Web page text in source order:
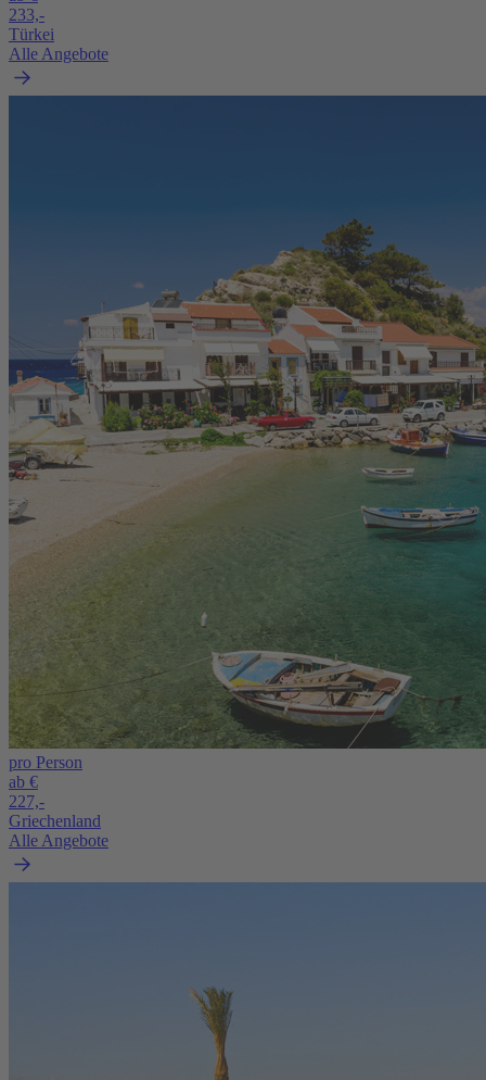
233,-
Türkei
Alle Angebote
pro Person
ab €
227,-
Griechenland
Alle Angebote